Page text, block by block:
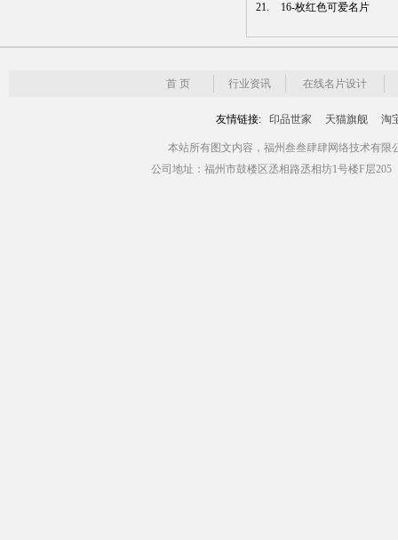
21.
16-枚红色可爱名片
首 页 行业资讯 在线名片设计
友情链接: 印品世家 天猫旗舰 淘
本站所有图文内容，福州叁叁肆肆网络技术有限
公司地址：福州市鼓楼区丞相路丞相坊1号楼F层